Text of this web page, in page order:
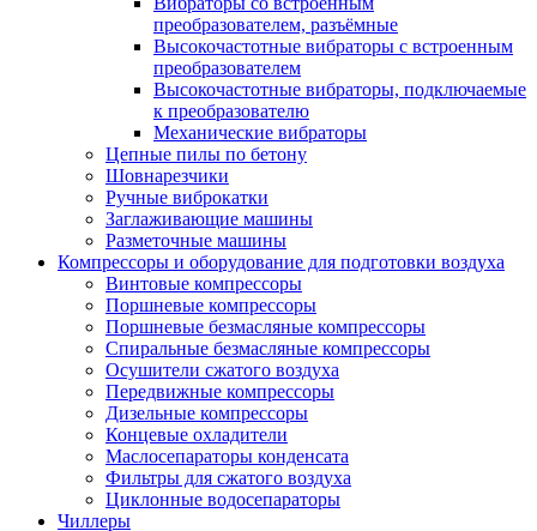
преобразователем, разъёмные
Высокочастотные вибраторы с встроенным
преобразователем
Высокочастотные вибраторы, подключаемые
к преобразователю
Механические вибраторы
Цепные пилы по бетону
Шовнарезчики
Ручные виброкатки
Заглаживающие машины
Разметочные машины
Компрессоры и оборудование для подготовки воздуха
Винтовые компрессоры
Поршневые компрессоры
Поршневые безмасляные компрессоры
Спиральные безмасляные компрессоры
Осушители сжатого воздуха
Передвижные компрессоры
Дизельные компрессоры
Концевые охладители
Маслосепараторы конденсата
Фильтры для сжатого воздуха
Циклонные водосепараторы
Чиллеры